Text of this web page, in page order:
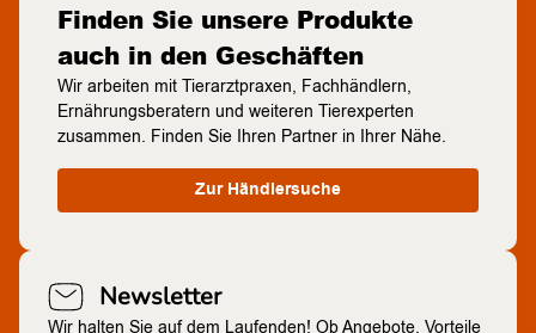
Finden Sie unsere Produkte
auch in den Geschäften
Wir arbeiten mit Tierarztpraxen, Fachhändlern,
Ernährungsberatern und weiteren Tierexperten
zusammen. Finden Sie Ihren Partner in Ihrer Nähe.
Zur Händlersuche
Newsletter
Wir halten Sie auf dem Laufenden! Ob Angebote, Vorteile